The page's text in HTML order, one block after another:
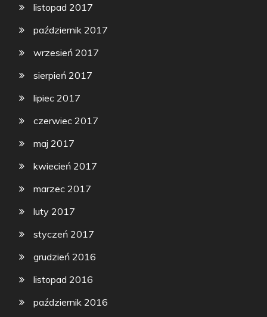
listopad 2017
październik 2017
wrzesień 2017
sierpień 2017
lipiec 2017
czerwiec 2017
maj 2017
kwiecień 2017
marzec 2017
luty 2017
styczeń 2017
grudzień 2016
listopad 2016
październik 2016